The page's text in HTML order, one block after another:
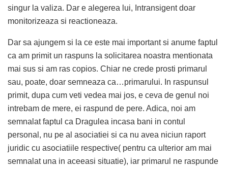
singur la valiza. Dar e alegerea lui, Intransigent doar
monitorizeaza si reactioneaza.
Dar sa ajungem si la ce este mai important si anume faptul
ca am primit un raspuns la solicitarea noastra mentionata
mai sus si am ras copios. Chiar ne crede prosti primarul
sau, poate, doar semneaza ca…primarului. In raspunsul
primit, dupa cum veti vedea mai jos, e ceva de genul noi
intrebam de mere, ei raspund de pere. Adica, noi am
semnalat faptul ca Dragulea incasa bani in contul
personal, nu pe al asociatiei si ca nu avea niciun raport
juridic cu asociatiile respective( pentru ca ulterior am mai
semnalat una in aceeasi situatie), iar primarul ne raspunde